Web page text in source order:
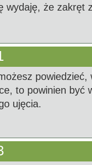
wydaję, że zakręt
powiedzieć,
to powinien być
ujęcia.